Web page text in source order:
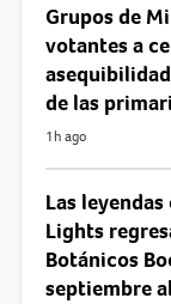
Grupos de
votantes a
de las
1h ago
Las
Lights
Botánicos
septiembre